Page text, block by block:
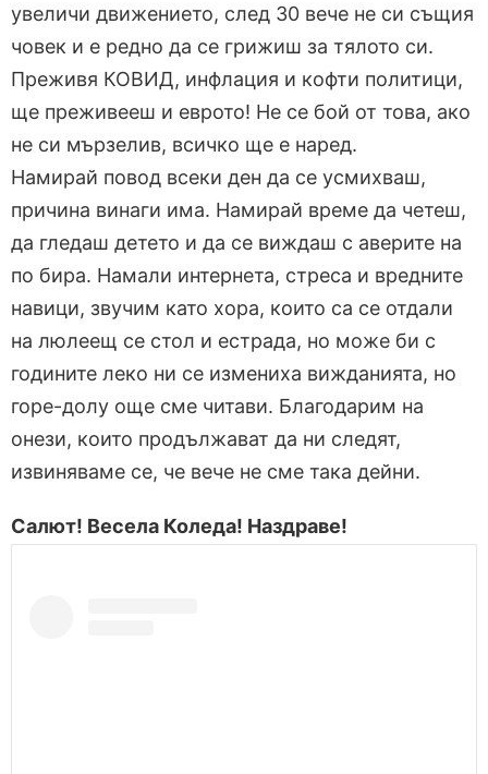
увеличи движението, след 30 вече не си същия
човек и е редно да се грижиш за тялото си.
Преживя КОВИД, инфлация и кофти политици,
ще преживееш и еврото! Не се бой от това, ако
не си мързелив, всичко ще е наред.
Намирай повод всеки ден да се усмихваш,
причина винаги има. Намирай време да четеш,
да гледаш детето и да се виждаш с аверите на
по бира. Намали интернета, стреса и вредните
навици, звучим като хора, които са се отдали
на люлеещ се стол и естрада, но може би с
годините леко ни се измениха вижданията, но
горе-долу още сме читави. Благодарим на
онези, които продължават да ни следят,
извиняваме се, че вече не сме така дейни.
Салют! Весела Коледа! Наздраве!